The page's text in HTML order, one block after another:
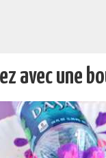
avec une